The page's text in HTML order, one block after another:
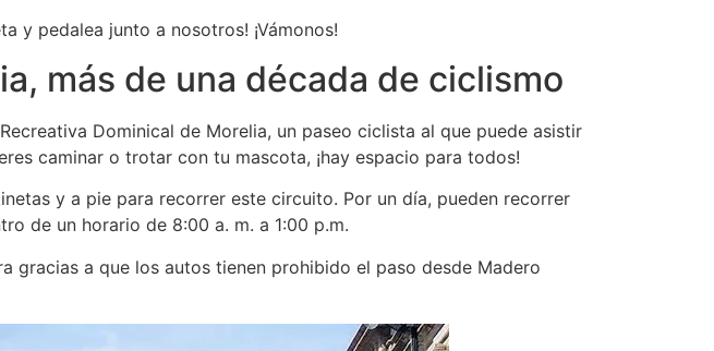
y pedalea junto a nosotros! ¡Vámonos!
más de una década de ciclismo
Dominical de Morelia, un paseo ciclista al que puede asistir
caminar o trotar con tu mascota, ¡hay espacio para todos!
y a pie para recorrer este circuito. Por un día, pueden recorrer
de un horario de 8:00 a. m. a 1:00 p.m.
gracias a que los autos tienen prohibido el paso desde Madero